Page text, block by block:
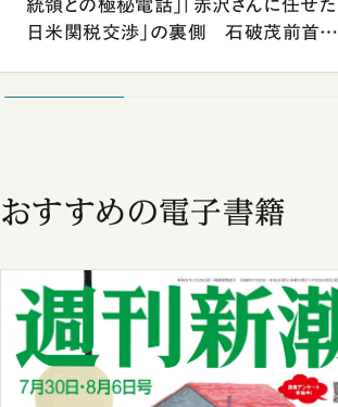
統領との極秘電話」「赤沢さんに任せた
日米関税交渉」の裏側 石破茂前首相
おすすめの電子書籍